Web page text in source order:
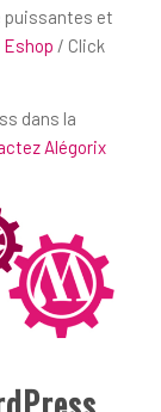
puissantes et
Eshop / Click
dans la
Alégorix